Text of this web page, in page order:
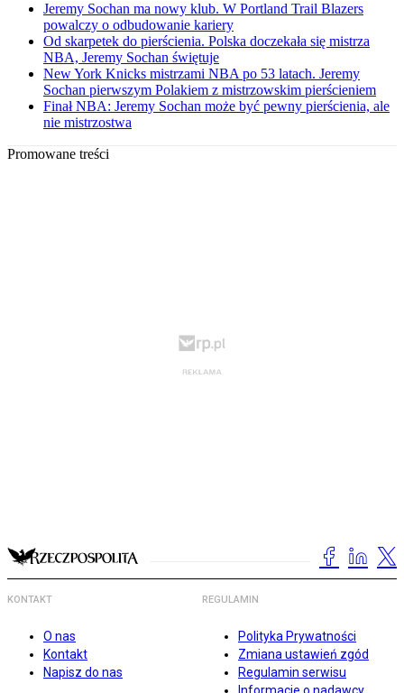
Jeremy Sochan ma nowy klub. W Portland Trail Blazers
powalczy o odbudowanie kariery
Od skarpetek do pierścienia. Polska doczekała się mistrza
NBA, Jeremy Sochan świętuje
New York Knicks mistrzami NBA po 53 latach. Jeremy
Sochan pierwszym Polakiem z mistrzowskim pierścieniem
Finał NBA: Jeremy Sochan może być pewny pierścienia, ale
nie mistrzostwa
Promowane treści
KONTAKT
O nas
Kontakt
Napisz do nas
REGULAMIN
Polityka Prywatności
Zmiana ustawień zgód
Regulamin serwisu